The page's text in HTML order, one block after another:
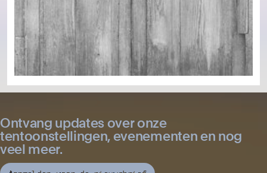
Ontvang updates over onze
tentoonstellingen, evenementen en nog
veel meer.